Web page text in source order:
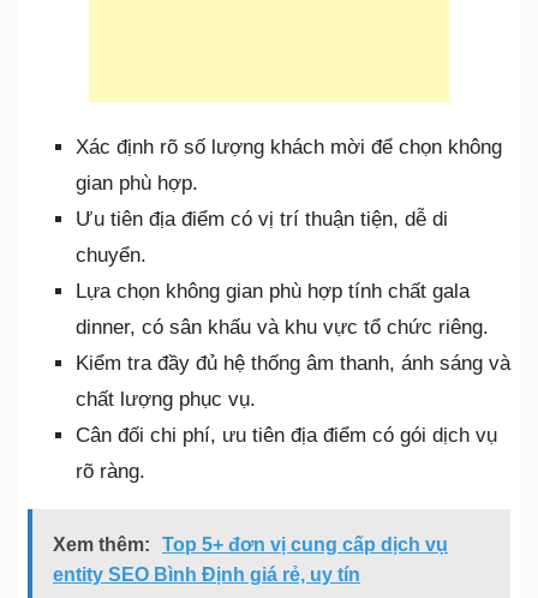
Xác định rõ số lượng khách mời để chọn không
gian phù hợp.
Ưu tiên địa điểm có vị trí thuận tiện, dễ di
chuyển.
Lựa chọn không gian phù hợp tính chất gala
dinner, có sân khấu và khu vực tổ chức riêng.
Kiểm tra đầy đủ hệ thống âm thanh, ánh sáng và
chất lượng phục vụ.
Cân đối chi phí, ưu tiên địa điểm có gói dịch vụ
rõ ràng.
Xem thêm:
Top 5+ đơn vị cung cấp dịch vụ
entity SEO Bình Định giá rẻ, uy tín